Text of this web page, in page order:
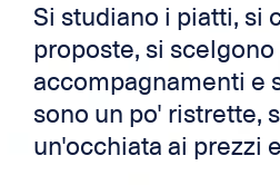
Si studiano i piatti, si
proposte, si scelgono
accompagnamenti e
sono un po' ristrette,
un'occhiata ai prezzi